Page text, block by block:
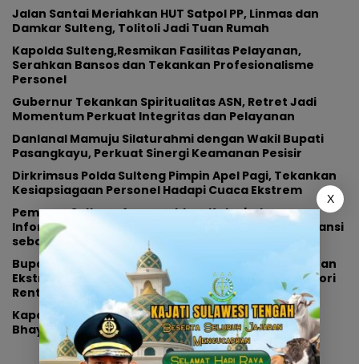
Jalan Santai Meriahkan HUT Satpol PP, Linmas dan
Damkar Sulteng, Tolitoli Jadi Tuan Rumah
Kapolda Sulteng,Resmikan Fasilitas Pelayanan,
Serahkan Bansos dan Tekankan Profesionalisme
Personel
Gubernur Tekankan Spiritualitas ASN, Retret Jadi
Momentum Perkuat Integritas dan Pelayanan
Danlanal Mamuju Silaturahmi dengan Wakil Bupati
Pasangkayu, Perkuat Sinergi Keamanan Pesisir
Dirkrimsus Polda Sulteng Pimpin Apel Pagi, Tekankan
Kesiapsiagaan Personel Hadapi Cuaca Ekstrem
Pemprov Sulteng Anugerahkan Keterbukaan
Informasi Publik 2025, Wagub Tekankan Transparansi
sebagai Fondasi Pelayanan
Bupati Donggala Tekankan Penanganan Kemiskinan
Ekstrem Harus Serius, 47 Ribu Warga Masuk Kategori
Rentan
Kapolri Anugerahkan Tanda Kehormatan Bintang
Bhayangkara Pratama kepada Kapolda Sulteng
X